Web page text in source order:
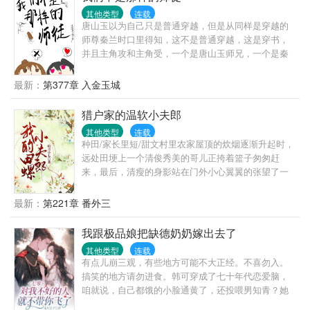
其他类型 连载
唐山玉以为自己只是普通穿越，但是从同样是穿越的
师尊秦兰时口里得知，这不是普通穿越，这是穿书，
并且主角攻和主角受，一个是唐山玉师兄，一个是秦
们，摆了。“那我们要做什么？”“混日子吧，跟着为
师，包吃包住。”“那我要吃糖葫芦。”“买，走，我带你
吃去。”……可是，那剧情终究是躲不过，无可避。“师
尊，我们还要躲下去吗？”唐山玉突然开口询问道。“…
不。”秦兰时突然笑了一声，“这次我们要刚上去，敢不
敢？”“敢。”
最新： 第377章 入金玉城
猎户家的温软小夫郎
其他类型 连载
种田/家长里短/甜文村里农家屋顶的炊烟逐渐升起时，
远处田埂上一个清俊秀美的哥儿正挎着篮子匆匆赶
来，最后，清瘦的身影站在门外小心翼翼的张望了一
饥肠辘辘的顾庭风准备去隔壁吴大叔家借两个红薯回
来烤着吃，不成想推开门就看见一个竹篮子放在家门
口，揭开一看，一碗晶莹透亮的红烧肉片，以及翠绿
可口的红苕尖。一连好几天家门口莫名多了个装着食
物的篮子，顾庭风心里暗忖道：莫非这世上真的有田
螺夫郎……
最新： 第221章 番外三
我跟极品娘把缺德奶奶嫁出去了
其他类型 连载
有点儿崩三观，有些地方可能不大正经。不喜勿入。
搞笑的地方请勿进食。韩可穿成了七十年代恋爱脑，
咱就说，自己都饿的小脸通黄了，还投喂男知青？她